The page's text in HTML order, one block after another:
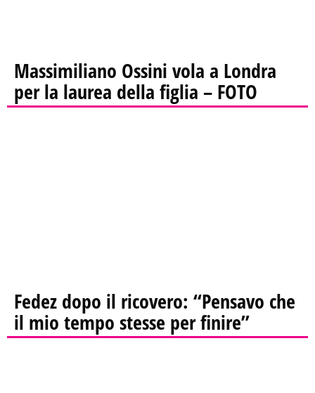
Massimiliano Ossini vola a Londra
per la laurea della figlia – FOTO
Fedez dopo il ricovero: “Pensavo che
il mio tempo stesse per finire”